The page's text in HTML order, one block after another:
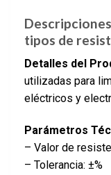
tipos de
Detalles del
utilizadas para
eléctricos y
Parámetros
– Valor de
– Tolerancia: ±%